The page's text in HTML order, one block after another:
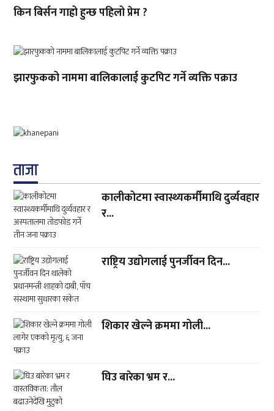
किन बिर्सन गाह्रो हुन्छ पहिलो प्रेम ?
झारफुकको नाममा बालिकालाई कुटपिट गर्ने व्यक्ति पक्राउ
ताजा
कालीकोटमा स्वास्थ्यकर्मीमाथि दुर्व्यवहार
र...
राष्ट्रिय उद्योगलाई पुनर्जीवन दिन...
शिकार खेल्ने क्रममा गोली...
घिउ बारेका भ्रम र...